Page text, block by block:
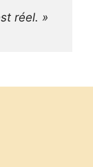
réel. »